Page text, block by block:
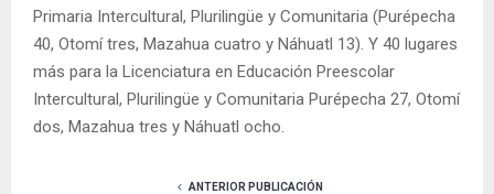
Primaria Intercultural, Plurilingüe y Comunitaria (Purépecha
40, Otomí tres, Mazahua cuatro y Náhuatl 13). Y 40 lugares
más para la Licenciatura en Educación Preescolar
Intercultural, Plurilingüe y Comunitaria Purépecha 27, Otomí
dos, Mazahua tres y Náhuatl ocho.
ANTERIOR PUBLICACIÓN